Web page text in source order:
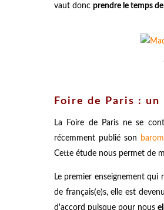
vaut donc prendre le temps
Foire de Paris :
La Foire de Paris ne se
récemment publié son
Cette étude nous permet de
Le premier enseignement qui
de français(e)s, elle est
d'accord puisque pour nous